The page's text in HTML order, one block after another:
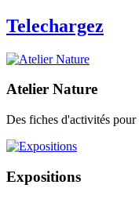
Telechargez
Atelier Nature
Des fiches d'activités
Expositions